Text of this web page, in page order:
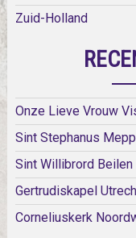
Zuid-Holland
Onze Lieve Vrouw
Sint Stephanus
Sint Willibrord Beilen
Gertrudiskapel
Corneliuskerk